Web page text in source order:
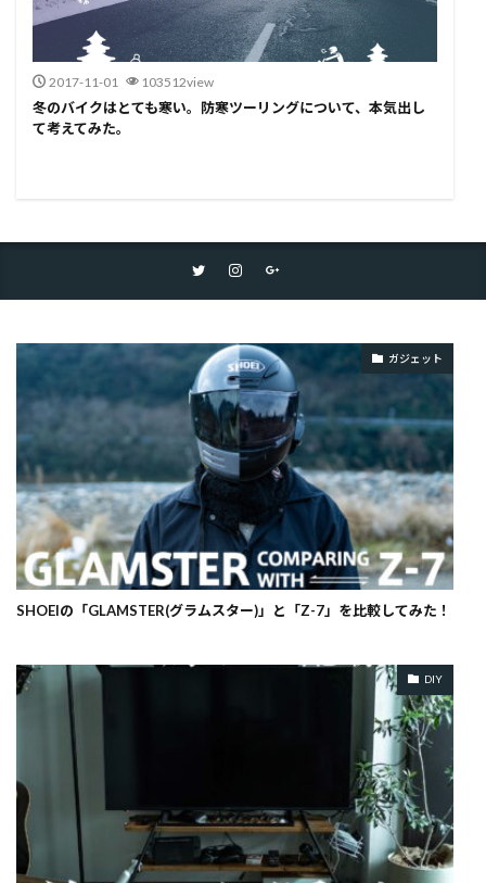
2017-11-01 103512view
冬のバイクはとても寒い。防寒ツーリングについて、本気出し
て考えてみた。
ガジェット
SHOEIの「GLAMSTER(グラムスター)」と「Z-7」を比較してみた！
DIY